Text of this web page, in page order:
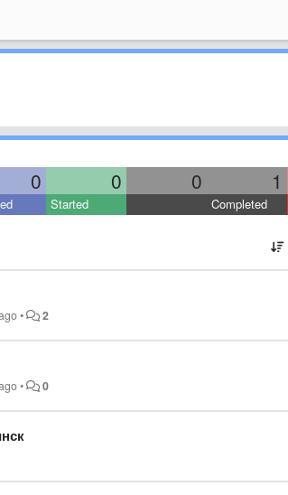
0 0 0 1
Started Completed
• 2
• 0